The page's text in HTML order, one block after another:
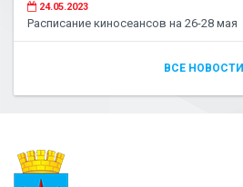
24.05.2023
Расписание киносеансов на 26-28 мая
ВСЕ НОВОСТИ